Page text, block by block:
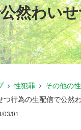
然わい
性犯罪
その他の
つ行為の生配信で公然
03/01